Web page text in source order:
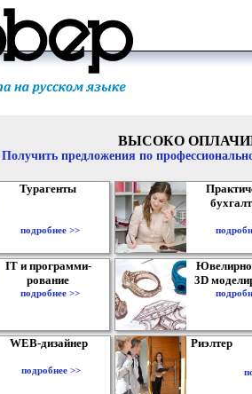
ВЫСОКО
Получить предложения по
Турагенты
подробнее >>
IT и программи-
рование
подробнее >>
3D
WEB-дизайнер
подробнее >>
Риэлтер